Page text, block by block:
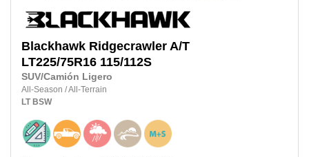
Blackhawk Ridgecrawler A/T
LT225/75R16 115/112S
SUV/Camión Ligero
All-Season /All-Terrain
LT BSW